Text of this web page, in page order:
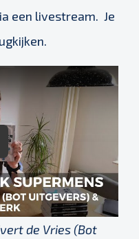
een livestream. Je
de Vries (Bot